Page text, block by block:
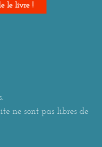
le livre !
ne sont pas libres de